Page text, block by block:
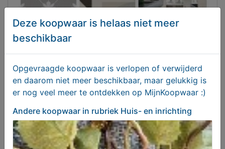
Portugese tegels - vintage tegels - Vives Bali -
20x20 cm
€ 44,95
Deze koopwaar is helaas niet meer
beschikbaar
Opgevraagde koopwaar is verlopen of verwijderd
en daarom niet meer beschikbaar, maar gelukkig is
er nog veel meer te ontdekken op MijnKoopwaar :)
Andere koopwaar in rubriek Huis- en inrichting